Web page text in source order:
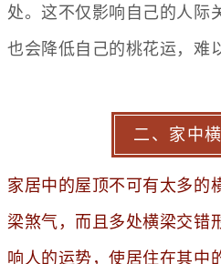
处。这不仅影响自己的人际
也会降低自己的桃花运，难
二、家中
家居中的屋顶不可有太多的
梁煞气，而且多处横梁交错
响人的运势，使居住在其中